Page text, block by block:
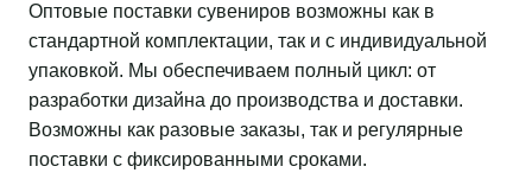
Оптовые поставки сувениров возможны как в
стандартной комплектации, так и с индивидуальной
упаковкой. Мы обеспечиваем полный цикл: от
разработки дизайна до производства и доставки.
Возможны как разовые заказы, так и регулярные
поставки с фиксированными сроками.